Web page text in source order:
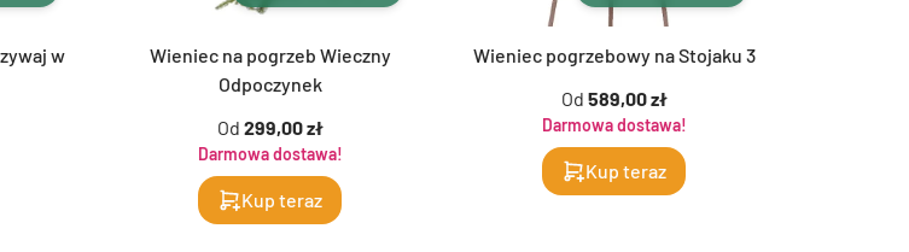
w
Wieniec na pogrzeb Wieczny
Odpoczynek
Od 299,00 zł
Darmowa dostawa!
Kup teraz
Wieniec pogrzebowy na Stojaku 3
Od 589,00 zł
Darmowa dostawa!
Kup teraz